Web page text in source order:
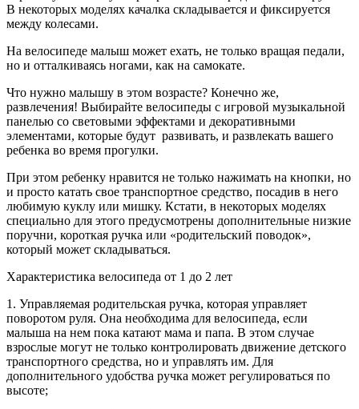
В некоторых моделях качалка складывается и фиксируется
между колесами.
На велосипеде малыш может ехать, не только вращая педали,
но и отталкиваясь ногами, как на самокате.
Что нужно малышу в этом возрасте? Конечно же,
развлечения! Выбирайте велосипеды с игровой музыкальной
панелью со световыми эффектами и декоративными
элементами, которые будут развивать, и развлекать вашего
ребенка во время прогулки.
При этом ребенку нравится не только нажимать на кнопки, но
и просто катать свое транспортное средство, посадив в него
любимую куклу или мишку. Кстати, в некоторых моделях
специально для этого предусмотрены дополнительные низкие
поручни, короткая ручка или «родительский поводок»,
который может складываться.
Характеристика велосипеда от 1 до 2 лет
1. Управляемая родительская ручка, которая управляет
поворотом руля. Она необходима для велосипеда, если
малыша на нем пока катают мама и папа. В этом случае
взрослые могут не только контролировать движение детского
транспортного средства, но и управлять им. Для
дополнительного удобства ручка может регулироваться по
высоте;